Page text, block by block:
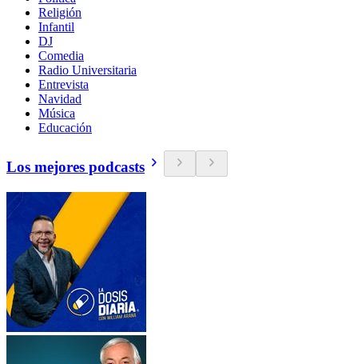
Religión
Infantil
DJ
Comedia
Radio Universitaria
Entrevista
Navidad
Música
Educación
Los mejores podcasts